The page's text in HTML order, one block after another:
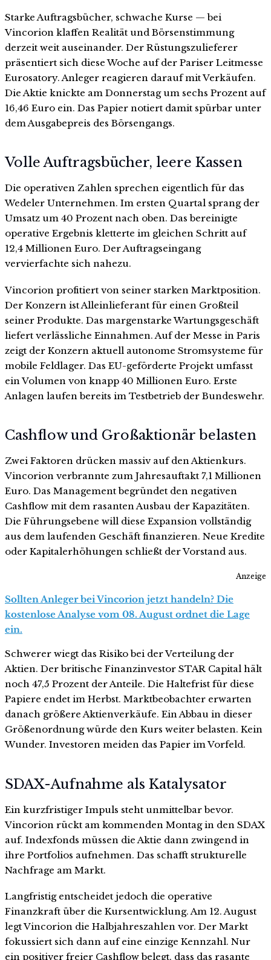
Starke Auftragsbücher, schwache Kurse — bei
Vincorion klaffen Realität und Börsenstimmung
derzeit weit auseinander. Der Rüstungszulieferer
präsentiert sich diese Woche auf der Pariser Leitmesse
Eurosatory. Anleger reagieren darauf mit Verkäufen.
Die Aktie knickte am Donnerstag um sechs Prozent auf
16,46 Euro ein. Das Papier notiert damit spürbar unter
dem Ausgabepreis des Börsengangs.
Volle Auftragsbücher, leere Kassen
Die operativen Zahlen sprechen eigentlich für das
Wedeler Unternehmen. Im ersten Quartal sprang der
Umsatz um 40 Prozent nach oben. Das bereinigte
operative Ergebnis kletterte im gleichen Schritt auf
12,4 Millionen Euro. Der Auftragseingang
vervierfachte sich nahezu.
Vincorion profitiert von seiner starken Marktposition.
Der Konzern ist Alleinlieferant für einen Großteil
seiner Produkte. Das margenstarke Wartungsgeschäft
liefert verlässliche Einnahmen. Auf der Messe in Paris
zeigt der Konzern aktuell autonome Stromsysteme für
mobile Feldlager. Das EU-geförderte Projekt umfasst
ein Volumen von knapp 40 Millionen Euro. Erste
Anlagen laufen bereits im Testbetrieb der Bundeswehr.
Cashflow und Großaktionär belasten
Zwei Faktoren drücken massiv auf den Aktienkurs.
Vincorion verbrannte zum Jahresauftakt 7,1 Millionen
Euro. Das Management begründet den negativen
Cashflow mit dem rasanten Ausbau der Kapazitäten.
Die Führungsebene will diese Expansion vollständig
aus dem laufenden Geschäft finanzieren. Neue Kredite
oder Kapitalerhöhungen schließt der Vorstand aus.
Anzeige
Sollten Anleger bei Vincorion jetzt handeln? Die
kostenlose Analyse vom 08. August ordnet die Lage
ein.
Schwerer wiegt das Risiko bei der Verteilung der
Aktien. Der britische Finanzinvestor STAR Capital hält
noch 47,5 Prozent der Anteile. Die Haltefrist für diese
Papiere endet im Herbst. Marktbeobachter erwarten
danach größere Aktienverkäufe. Ein Abbau in dieser
Größenordnung würde den Kurs weiter belasten. Kein
Wunder. Investoren meiden das Papier im Vorfeld.
SDAX-Aufnahme als Katalysator
Ein kurzfristiger Impuls steht unmittelbar bevor.
Vincorion rückt am kommenden Montag in den SDAX
auf. Indexfonds müssen die Aktie dann zwingend in
ihre Portfolios aufnehmen. Das schafft strukturelle
Nachfrage am Markt.
Langfristig entscheidet jedoch die operative
Finanzkraft über die Kursentwicklung. Am 12. August
legt Vincorion die Halbjahreszahlen vor. Der Markt
fokussiert sich dann auf eine einzige Kennzahl. Nur
ein positiver freier Cashflow belegt, dass das rasante